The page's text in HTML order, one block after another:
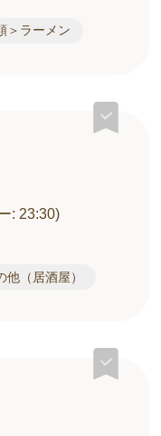
＞ラーメン
: 23:30)
他（居酒屋）